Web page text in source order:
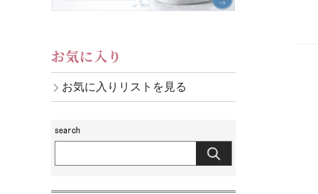
お気に入り
お気に入りリストを見る